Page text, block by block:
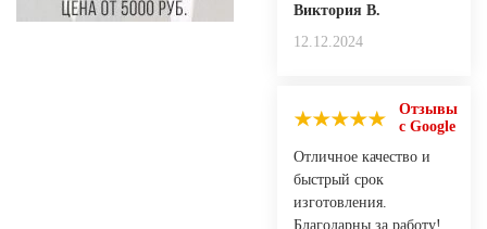
Виктория В.
12.12.2024
Отзывы
с Google
Отличное качество и
быстрый срок
изготовления.
Благодарны за работу!